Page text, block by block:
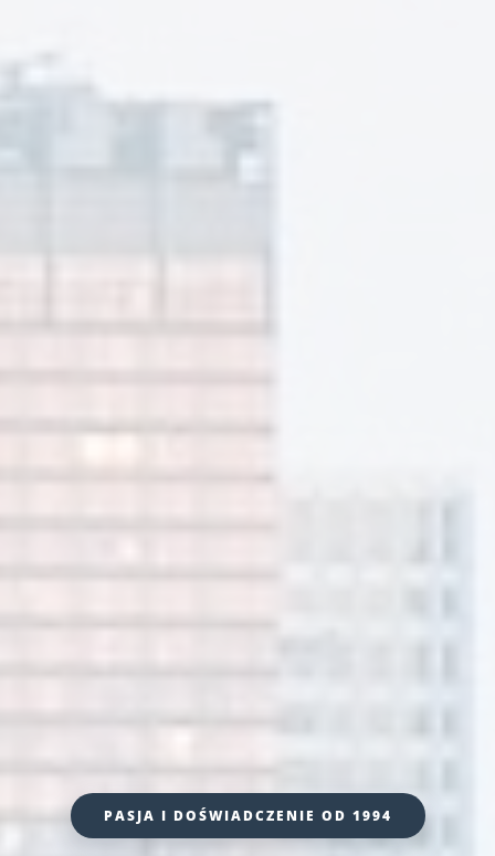
PASJA I DOŚWIADCZENIE OD 1994